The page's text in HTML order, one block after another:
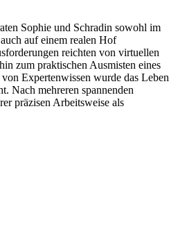
Sophie und Schradin sowohl im
auf einem realen Hof
reichten von virtuellen
zum praktischen Ausmisten eines
Expertenwissen wurde das Leben
Nach mehreren spannenden
präzisen Arbeitsweise als